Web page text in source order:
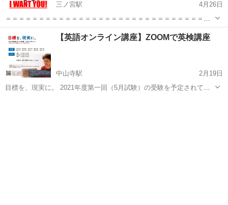
三ノ宮駅
4月26日
＝＝＝＝＝＝＝＝＝＝＝＝＝＝＝＝＝＝＝＝＝＝＝＝＝＝＝＝＝＝＝
＝＝＝＝＝＝＝＝＝＝＝ オンライン英検準一級講座（ZOOM） リー
ディングのみ 無料モニター募集 募集しています。
https://jmty.jp/hyogo...
三ノ宮駅 英検 1級
【英語オンライン講座】ZOOMで英検講座
中山寺駅
2月19日
目標を、現実に。 2021年度第一回（5月試験）の受験を予定されてい